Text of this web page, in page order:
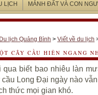
LỊCH MẢNH ĐẤT VÀ CON
Du lịch Quảng Bình > Viết về du lịch
CÂY CẦU HIÊN NGANG
qua biết bao nhiêu làn
cầu Long Đại ngày nào
thức mọi gian khó.